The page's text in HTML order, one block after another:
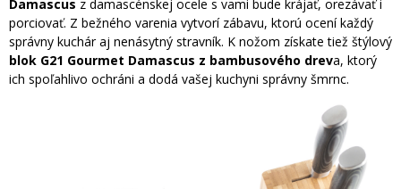
Damascus z damascénskej ocele s vami bude krájať, orezávať i
porciovať. Z bežného varenia vytvorí zábavu, ktorú ocení každý
správny kuchár aj nenásytný stravník. K nožom získate tiež štýlový
blok G21 Gourmet Damascus z bambusového dreva, ktorý
ich spoľahlivo ochráni a dodá vašej kuchyni správny šmrnc.